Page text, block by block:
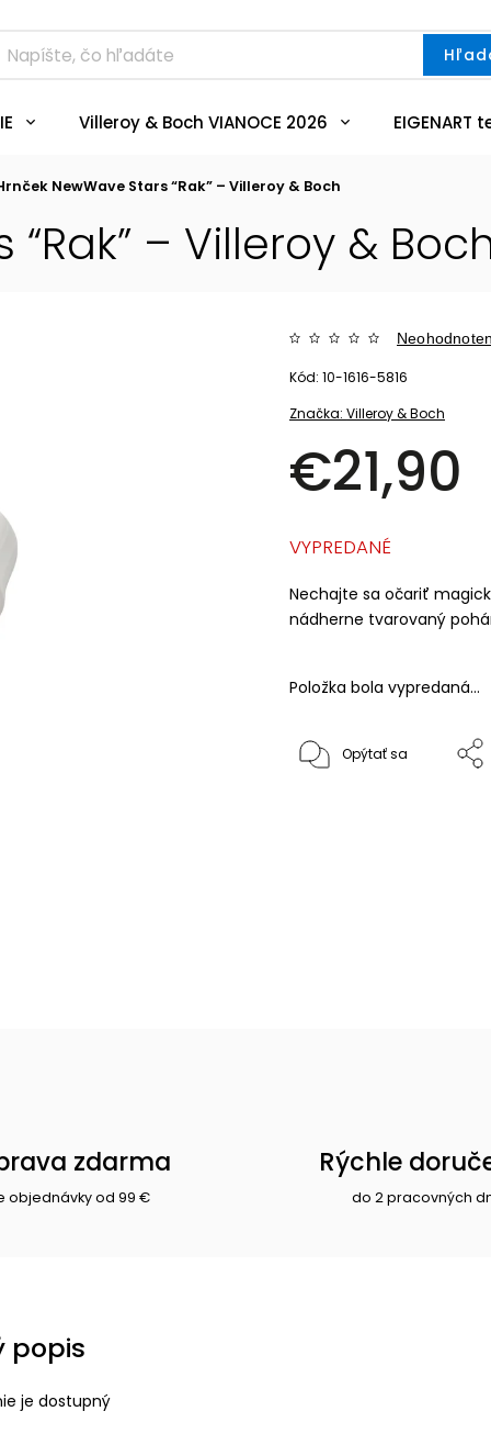
Villeroy & Boch VIANOCE 2026 EIGENART
NewWave Stars “Rak” – Villeroy & Boch
– Villeroy &
Značka:Villeroy & Boch
€21,90
Kód: 10-1616-5816
Nechajte sa očariť
nádherne tvarovaný
Položka bola vypredaná…
VYPREDANÉ
Opýtať sa
zdarma
objednávky od 99 €
Rýchle
do 2 pracovných
popis
je dostupný